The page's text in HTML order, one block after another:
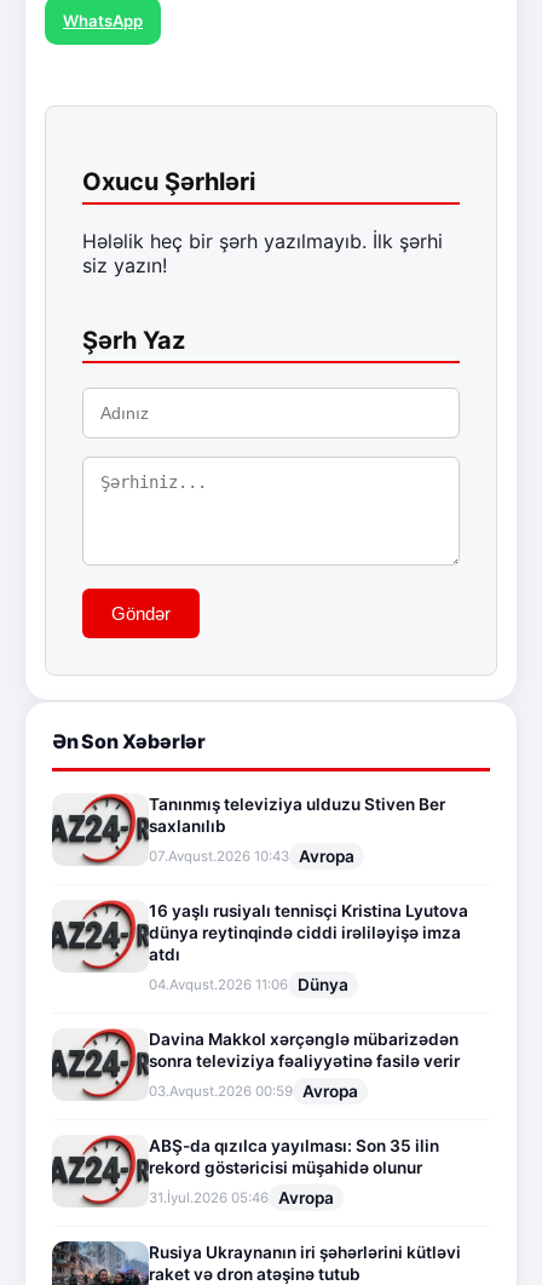
WhatsApp
Oxucu Şərhləri
Hələlik heç bir şərh yazılmayıb. İlk şərhi
siz yazın!
Şərh Yaz
Göndər
Ən Son Xəbərlər
Tanınmış televiziya ulduzu Stiven Ber
saxlanılıb
07.Avqust.2026 10:43 Avropa
16 yaşlı rusiyalı tennisçi Kristina Lyutova
dünya reytinqində ciddi irəliləyişə imza
atdı
04.Avqust.2026 11:06 Dünya
Davina Makkol xərçənglə mübarizədən
sonra televiziya fəaliyyətinə fasilə verir
03.Avqust.2026 00:59 Avropa
ABŞ-da qızılca yayılması: Son 35 ilin
rekord göstəricisi müşahidə olunur
31.İyul.2026 05:46 Avropa
Rusiya Ukraynanın iri şəhərlərini kütləvi
raket və dron atəşinə tutub